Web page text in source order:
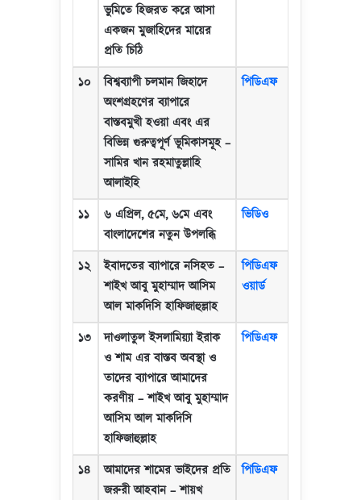
ভুমিতে হিজরত করে আসা
একজন মুজাহিদের মায়ের
প্রতি চিঠি
১০
বিশ্বব্যাপী চলমান জিহাদে
অংশগ্রহণের ব্যাপারে
বাস্তবমুখী হওয়া এবং এর
বিভিন্ন গুরুত্বপূর্ণ ভূমিকাসমূহ–
সামির খান রহমাতুল্লাহি
আলাইহি
পিডিএফ
১১ ৬ এপ্রিল,৫মে,৬মে এবং
বাংলাদেশের নতুন উপলব্ধি
ভিডিও
১২ ইবাদতের ব্যাপারে নসিহত–
শাইখ আবু মুহাম্মাদ আসিম
আল মাকদিসি হাফিজাহুল্লাহ
পিডিএফ
ওয়ার্ড
১৩
দাওলাতুল ইসলামিয়্যা ইরাক
ও শাম এর বাস্তব অবস্থা ও
তাদের ব্যাপারে আমাদের
করণীয়–শাইখ আবু মুহাম্মাদ
আসিম আল মাকদিসি
হাফিজাহুল্লাহ
পিডিএফ
১৪
আমাদের শামের ভাইদের প্রতি
জরুরী আহবান–শায়খ
পিডিএফ